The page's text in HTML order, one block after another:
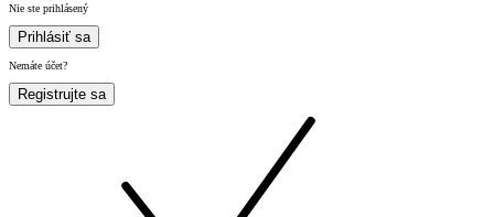
Nie ste prihlásený
Prihlásiť sa
Nemáte účet?
Registrujte sa